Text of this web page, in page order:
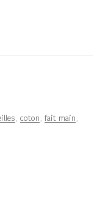
, coton, fait main,